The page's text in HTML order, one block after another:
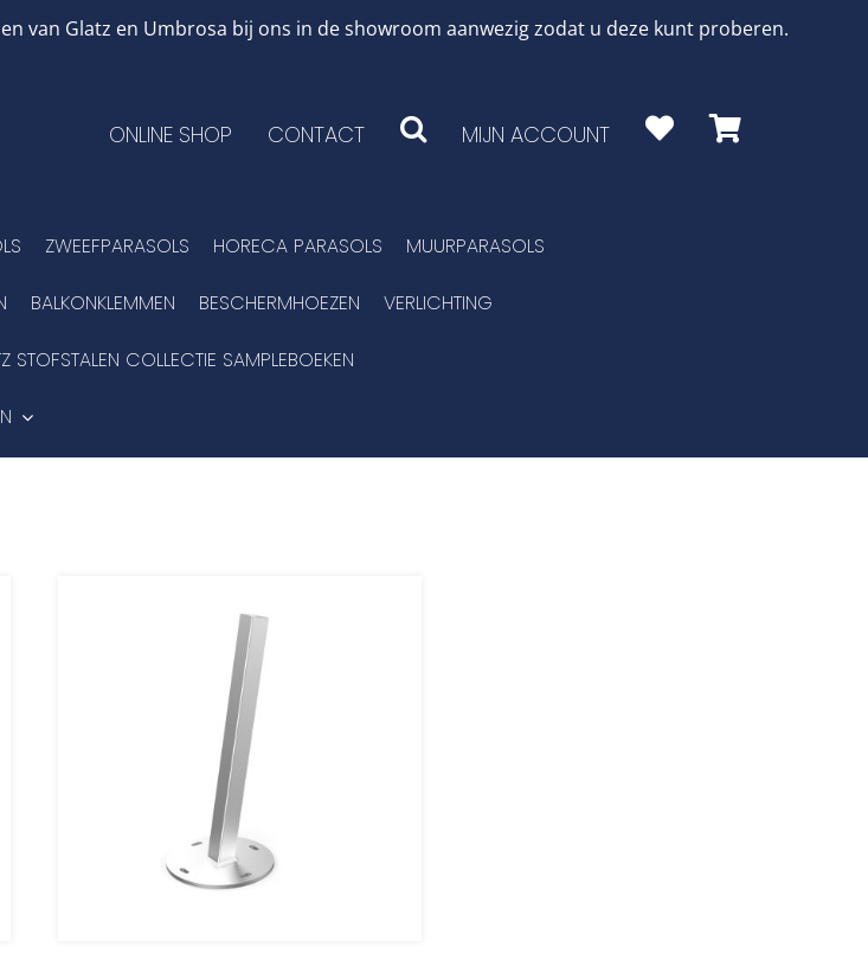
van Glatz en Umbrosa bij ons in de showroom aanwezig zodat u deze kunt proberen.
ONLINE SHOP CONTACT MIJN ACCOUNT
ZWEEFPARASOLS HORECA PARASOLS MUURPARASOLS
BALKONKLEMMEN BESCHERMHOEZEN VERLICHTING
STOFSTALEN COLLECTIE SAMPLEBOEKEN